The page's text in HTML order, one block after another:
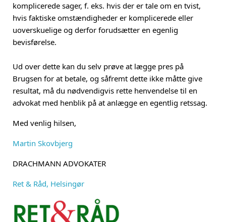
komplicerede sager, f. eks. hvis der er tale om en tvist,
hvis faktiske omstændigheder er komplicerede eller
uoverskuelige og derfor forudsætter en egenlig
bevisførelse.
Ud over dette kan du selv prøve at lægge pres på
Brugsen for at betale, og såfremt dette ikke måtte give
resultat, må du nødvendigvis rette henvendelse til en
advokat med henblik på at anlægge en egentlig retssag.
Med venlig hilsen,
Martin Skovbjerg
DRACHMANN ADVOKATER
Ret & Råd, Helsingør